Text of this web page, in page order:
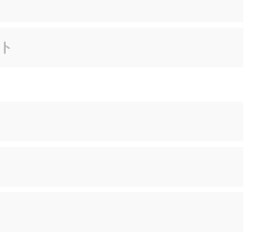
し出ることができます。その
だし、申請が本人確認が不可
あります。 なお、アクセスロ
いては、原則として開示等は